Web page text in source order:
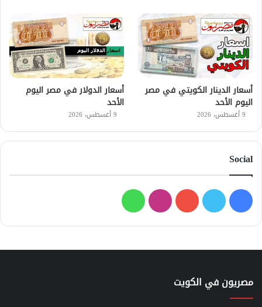
أسعار الدينار الكويتي في مصر
اليوم الأحد
9 أغسطس، 2026
أسعار الدولار في مصر اليوم
الأحد
9 أغسطس، 2026
Social
فيسبوك
تويتر يوتيوبانستقرامواتساب
مصريون في الكويت